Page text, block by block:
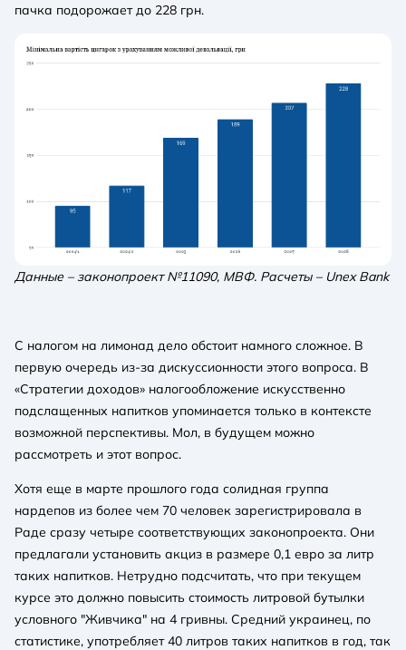
пачка подорожает до 228 грн.
Данные – законопроект №11090, МВФ. Расчеты – Unex Bank
С налогом на лимонад дело обстоит намного сложное. В
первую очередь из-за дискуссионности этого вопроса. В
«Стратегии доходов» налогообложение искусственно
подслащенных напитков упоминается только в контексте
возможной перспективы. Мол, в будущем можно
рассмотреть и этот вопрос.
Хотя еще в марте прошлого года солидная группа
нардепов из более чем 70 человек зарегистрировала в
Раде сразу четыре соответствующих законопроекта. Они
предлагали установить акциз в размере 0,1 евро за литр
таких напитков. Нетрудно подсчитать, что при текущем
курсе это должно повысить стоимость литровой бутылки
условного "Живчика" на 4 гривны. Средний украинец, по
статистике, употребляет 40 литров таких напитков в год, так